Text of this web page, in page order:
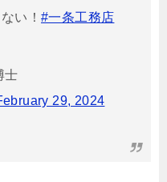
い！ #一条工務店
士
29, 2024